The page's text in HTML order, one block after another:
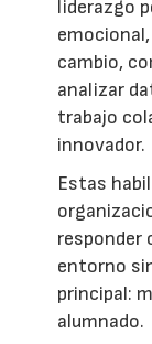
liderazgo
cambio,
analizar
trabajo
innovador.
Estas
responder
entorno
principal:
alumnado.